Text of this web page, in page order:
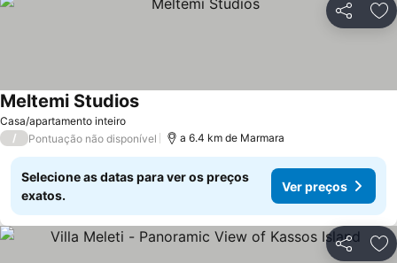
Partilhar
Casa/apartamento inteiro
Meltemi StudiosVer preços
/ Pontuação não disponível a 6.4 km de Marmara
Selecione as datas para ver os preços
exatos.
Ver preços
Partilhar